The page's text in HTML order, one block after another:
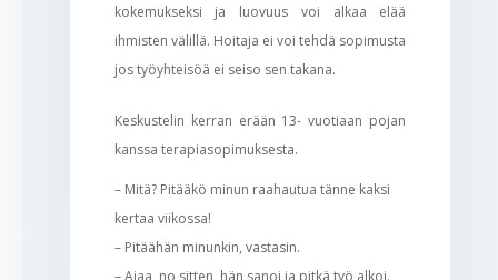
kokemukseksi ja luovuus voi alkaa elää
ihmisten välillä. Hoitaja ei voi tehdä sopimusta
jos työyhteisöä ei seiso sen takana.
Keskustelin kerran erään 13- vuotiaan pojan
kanssa terapiasopimuksesta.
– Mitä? Pitääkö minun raahautua tänne kaksi
kertaa viikossa!
– Pitäähän minunkin, vastasin.
– Ajaa, no sitten, hän sanoi ja pitkä työ alkoi.